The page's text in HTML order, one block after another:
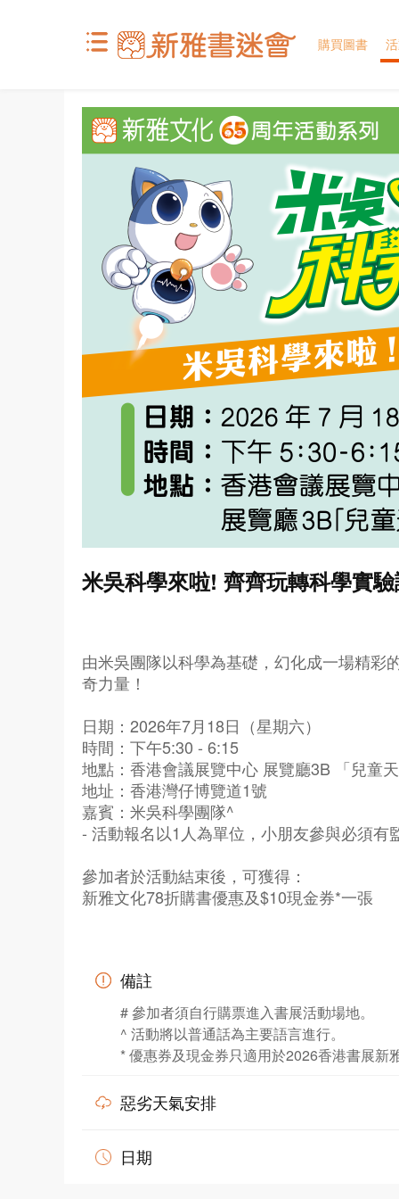
米吳科學來啦! 齊齊玩轉科學實
由米吳團隊以科學為基礎，幻化成一場精彩
奇力量！
日期：2026年7月18日（星期六）
時間：下午5:30 - 6:15
地點：香港會議展覽中心 展覽廳3B 「兒童
地址：香港灣仔博覽道1號
嘉賓：米吳科學團隊^
- 活動報名以1人為單位，小朋友參與必須
參加者於活動結束後，可獲得：
新雅文化78折購書優惠及$10現金券*一張
備註
# 參加者須自行購票進入書展活動場地。
^ 活動將以普通話為主要語言進行。
* 優惠券及現金券只適用於2026香港書展
惡劣天氣安排
日期
購買圖書